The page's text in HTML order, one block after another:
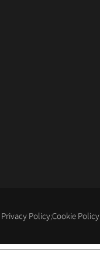
Privacy Policy;Cookie Policy